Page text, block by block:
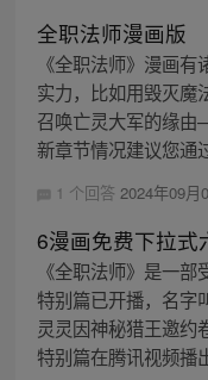
全职法师漫画版
《全职法师》漫画
实力，比如用毁灭魔
召唤亡灵大军的缘
新章节情况建议您通
1 个回答 2024年09月
6漫画免费下拉式
《全职法师》是一
特别篇已开播，名字
灵灵因神秘猎王邀约
特别篇在腾讯视频播